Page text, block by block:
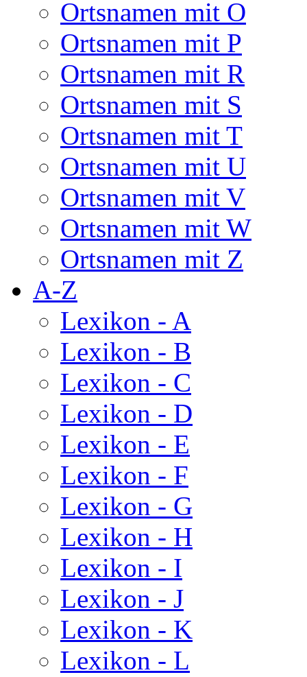
Ortsnamen mit O
Ortsnamen mit P
Ortsnamen mit R
Ortsnamen mit S
Ortsnamen mit T
Ortsnamen mit U
Ortsnamen mit V
Ortsnamen mit W
Ortsnamen mit Z
A-Z
Lexikon - A
Lexikon - B
Lexikon - C
Lexikon - D
Lexikon - E
Lexikon - F
Lexikon - G
Lexikon - H
Lexikon - I
Lexikon - J
Lexikon - K
Lexikon - L